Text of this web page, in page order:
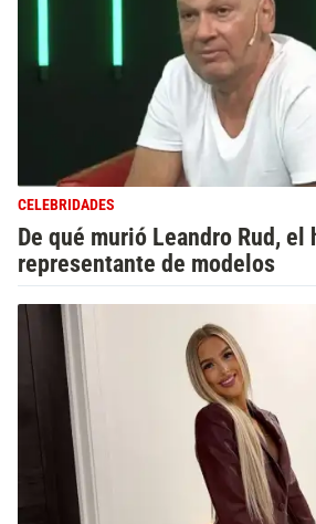
CELEBRIDADES
De qué murió Leandro Rud,
representante de modelos